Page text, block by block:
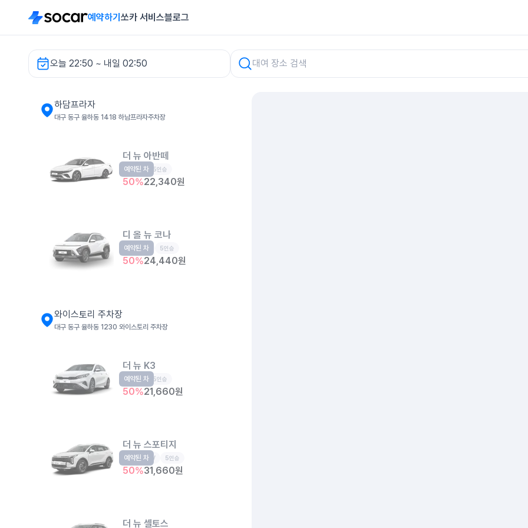
예약하기 쏘카 서비스블로그
오늘 22:50 ~ 내일 02:50
하담프라자 렌터카
하담프라자
대구 동구 율하동 1418 하남프라자주차장
더 뉴 아반떼
준중형 5인승
50%22,340원
예약된 차
디 올 뉴 코나
소형SUV 5인승
50%24,440원
예약된 차
와이스토리 주차장
대구 동구 율하동 1230 와이스토리 주차장
더 뉴 K3
준중형 5인승
50%21,660원
예약된 차
더 뉴 스포티지
준중형SUV 5인승
50%31,660원
예약된 차
더 뉴 셀토스